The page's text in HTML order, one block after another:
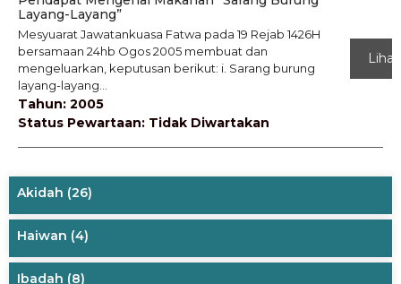
Layang-Layang”
Mesyuarat Jawatankuasa Fatwa pada 19 Rejab 1426H
bersamaan 24hb Ogos 2005 membuat dan
mengeluarkan, keputusan berikut: i. Sarang burung
layang-layang...
Tahun: 2005
Status Pewartaan: Tidak Diwartakan
Lihat
Akidah (26)
Haiwan (4)
Ibadah (8)